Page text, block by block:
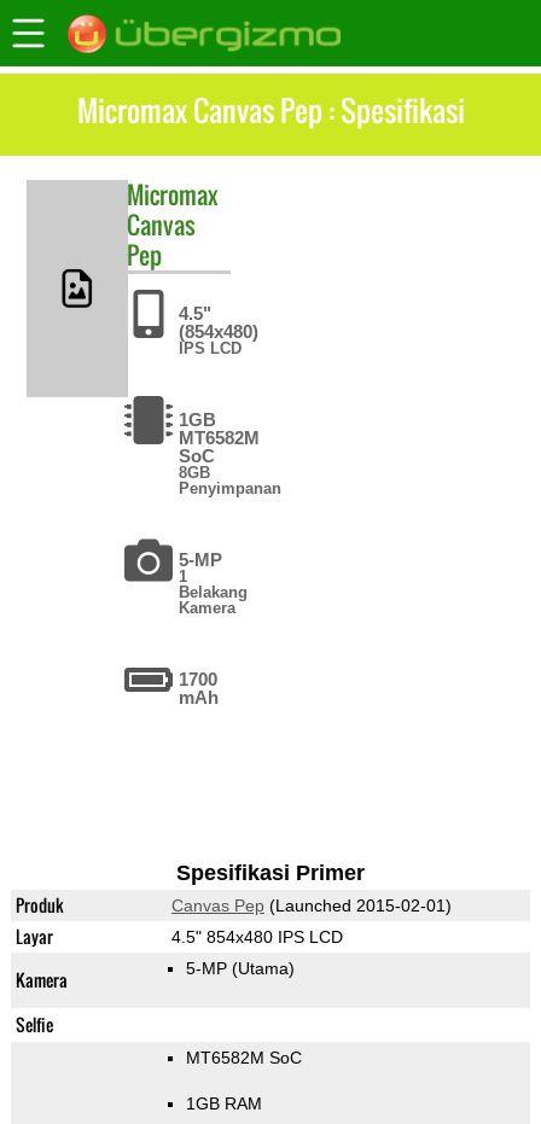
Micromax Canvas Pep : Spesifikasi
Micromax
Canvas
Pep
4.5"
(854x480)
IPS LCD
1GB
MT6582M
SoC
8GB
Penyimpanan
5-MP
1
Belakang
Kamera
1700
mAh
Spesifikasi Primer
Produk Canvas Pep(Launched 2015-02-01)
Layar 4.5" 854x480 IPS LCD
Kamera 5-MP (Utama)
Selfie
MT6582M SoC
1GB RAM